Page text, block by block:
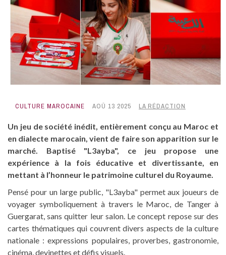
CULTURE MAROCAINE AOÛ 13 2025 LA RÉDACTION
Un jeu de société inédit, entièrement conçu au Maroc et
en dialecte marocain, vient de faire son apparition sur le
marché. Baptisé "L3ayba", ce jeu propose une
expérience à la fois éducative et divertissante, en
mettant à l’honneur le patrimoine culturel du Royaume.
Pensé pour un large public, "L3ayba" permet aux joueurs de
voyager symboliquement à travers le Maroc, de Tanger à
Guergarat, sans quitter leur salon. Le concept repose sur des
cartes thématiques qui couvrent divers aspects de la culture
nationale : expressions populaires, proverbes, gastronomie,
cinéma, devinettes et défis visuels.